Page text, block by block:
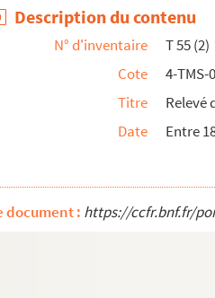
le roman de Paul Reboux. 1929
4 actes. 1905
: comédie en 4 actes. 1904
rouges : comédie en 3 actes. 1948
actes. 1840
bouffe en 3 actes. 1884
en 4 actes. 1897
1947
Description du contenu
N° d'inventaire
T 55 (2)
Cote
4-TMS-
Titre
Relevé
Date
Entre
document : https://ccfr.bnf.fr/